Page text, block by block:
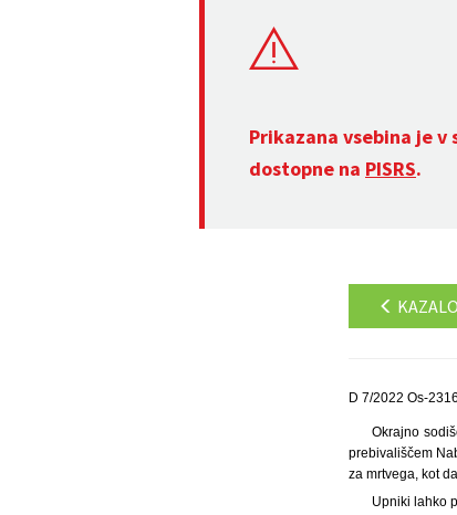
Prikazana vsebina je v
dostopne na PISRS.
KAZALO
D 7/2022 Os-
Okrajno
prebivališčem
za mrtvega, kot
Upniki lahko